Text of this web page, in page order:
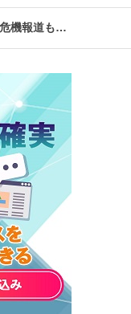
機報道も…